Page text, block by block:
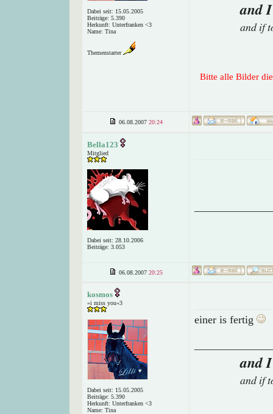
Dabei seit: 15.05.2005
Beiträge: 5.390
Herkunft: Unterfranken <3
Name: Tina
Themenstarter
and
and if
Bitte alle Bilder
06.08.2007 20:24
Bella123
Mitglied
Dabei seit: 28.10.2006
Beiträge: 3.053
06.08.2007 20:25
kosmos
»i miss you«3
Dabei seit: 15.05.2005
Beiträge: 5.390
Herkunft: Unterfranken <3
Name: Tina
einer is fertig
and
and if